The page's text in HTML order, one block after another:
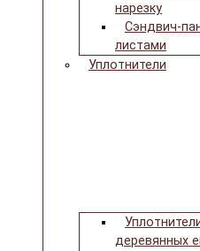
нарезку
Сэндвич-
листами
Уплотнители
деревянных